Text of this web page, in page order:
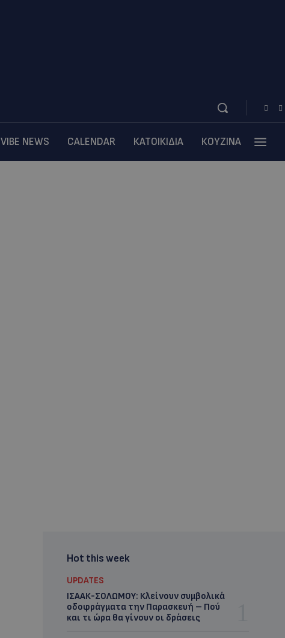
VIBE NEWS CALENDAR ΚΑΤΟΙΚΙΔΙΑ ΚΟΥΖΙΝΑ
Hot this week
UPDATES
ΙΣΑΑΚ-ΣΟΛΩΜΟΥ: Κλείνουν συμβολικά
οδοφράγματα την Παρασκευή – Πού
και τι ώρα θα γίνουν οι δράσεις